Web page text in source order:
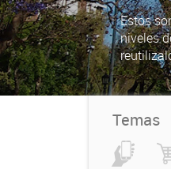
Estos
niveles
Temas